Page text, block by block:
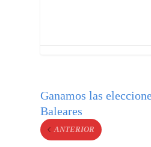
Ganamos las
Baleares
ANTERIOR